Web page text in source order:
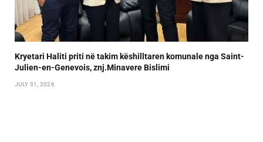
Kryetari Haliti priti në takim këshilltaren komunale nga Saint-
Julien-en-Genevois, znj.Minavere Bislimi
JULY 31, 2026